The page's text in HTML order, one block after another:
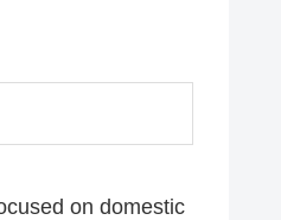
on domestic